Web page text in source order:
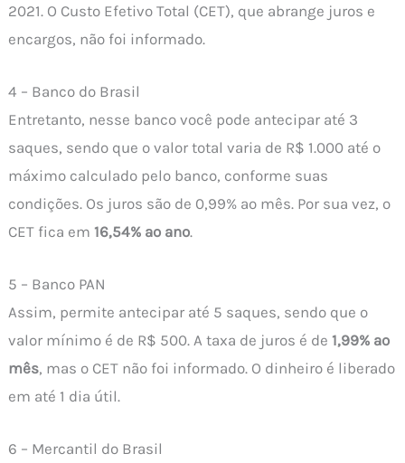
2021. O Custo Efetivo Total (CET), que abrange juros e
encargos, não foi informado.
4 – Banco do Brasil
Entretanto, nesse banco você pode antecipar até 3
saques, sendo que o valor total varia de R$ 1.000 até o
máximo calculado pelo banco, conforme suas
condições. Os juros são de 0,99% ao mês. Por sua vez, o
CET fica em 16,54% ao ano.
5 – Banco PAN
Assim, permite antecipar até 5 saques, sendo que o
valor mínimo é de R$ 500. A taxa de juros é de1,99% ao
mês, mas o CET não foi informado. O dinheiro é liberado
em até 1 dia útil.
6 – Mercantil do Brasil